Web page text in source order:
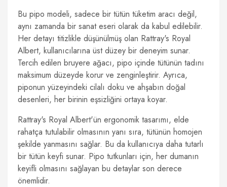
Bu pipo modeli, sadece bir tütün tüketim aracı değil,
aynı zamanda bir sanat eseri olarak da kabul edilebilir.
Her detayı titizlikle düşünülmüş olan Rattray's Royal
Albert, kullanıcılarına üst düzey bir deneyim sunar.
Tercih edilen bruyere ağacı, pipo içinde tütünün tadını
maksimum düzeyde korur ve zenginleştirir. Ayrıca,
piponun yüzeyindeki cilalı doku ve ahşabın doğal
desenleri, her birinin eşsizliğini ortaya koyar.
Rattray's Royal Albert'ün ergonomik tasarımı, elde
rahatça tutulabilir olmasının yanı sıra, tütünün homojen
şekilde yanmasını sağlar. Bu da kullanıcıya daha tutarlı
bir tütün keyfi sunar. Pipo tutkunları için, her dumanın
keyifli olmasını sağlayan bu detaylar son derece
önemlidir.